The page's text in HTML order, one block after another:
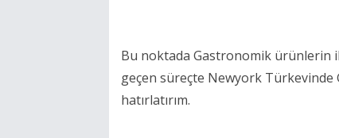
Bu noktada Gastronomik ürünlerin
geçen süreçte Newyork
hatırlatırım.